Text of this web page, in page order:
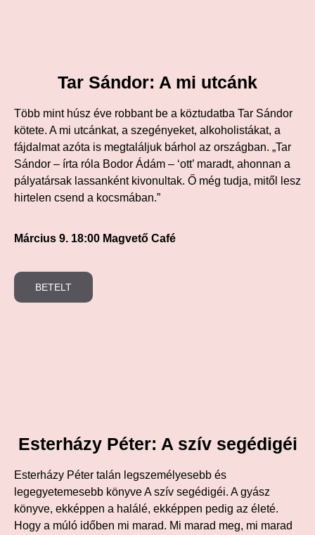
Tar Sándor: A mi utcánk
Több mint húsz éve robbant be a köztudatba Tar Sándor
kötete. A mi utcánkat, a szegényeket, alkoholistákat, a
fájdalmat azóta is megtaláljuk bárhol az országban. „Tar
Sándor – írta róla Bodor Ádám – ‘ott’ maradt, ahonnan a
pályatársak lassanként kivonultak. Ő még tudja, mitől lesz
hirtelen csend a kocsmában.”
Március 9. 18:00 Magvető Café
BETELT
Esterházy Péter: A szív segédigéi
Esterházy Péter talán legszemélyesebb és
legegyetemesebb könyve A szív segédigéi. A gyász
könyve, ekképpen a halálé, ekképpen pedig az életé.
Hogy a múló időben mi marad. Mi marad meg, mi marad